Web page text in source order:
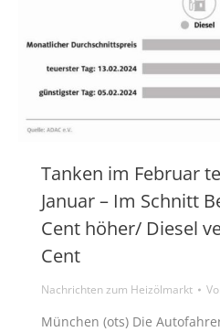
Tanken im Februar
Januar – Im Schnitt
Cent höher/ Diesel
Cent
Nachrichten zum Heizölmarkt
München (ots) Die